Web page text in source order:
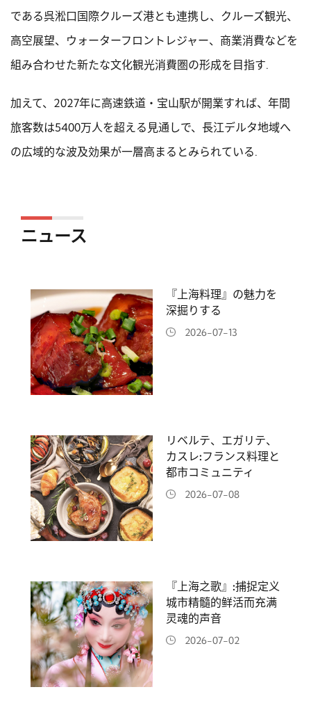
である呉淞口国際クルーズ港とも連携し、クルーズ観光、
高空展望、ウォーターフロントレジャー、商業消費などを
組み合わせた新たな文化観光消費圏の形成を目指す.
加えて、2027年に高速鉄道・宝山駅が開業すれば、年間
旅客数は5400万人を超える見通しで、長江デルタ地域へ
の広域的な波及効果が一層高まるとみられている.
ニュース
『上海料理』の魅力を
深掘りする
2026-07-13
リベルテ、エガリテ、
カスレ:フランス料理と
都市コミュニティ
2026-07-08
『上海之歌』:捕捉定义
城市精髓的鲜活而充满
灵魂的声音
2026-07-02